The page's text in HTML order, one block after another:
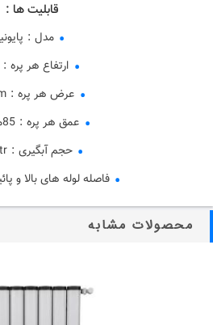
قابلیت ها :
مدل :
ارتفاع هر پره :
عرض هر پره :
عمق هر پره : 85میلیمتر
حجم آبگیری :
فاصله لوله های بالا و
محصولات مشابه